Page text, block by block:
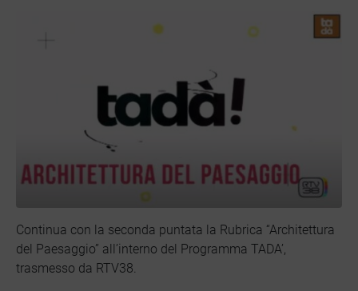
Continua con la seconda puntata la Rubrica “Architettura
del Paesaggio” all’interno del Programma TADA’,
trasmesso da RTV38.